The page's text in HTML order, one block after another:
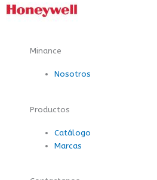
Minance
Nosotros
Productos
Catálogo
Marcas